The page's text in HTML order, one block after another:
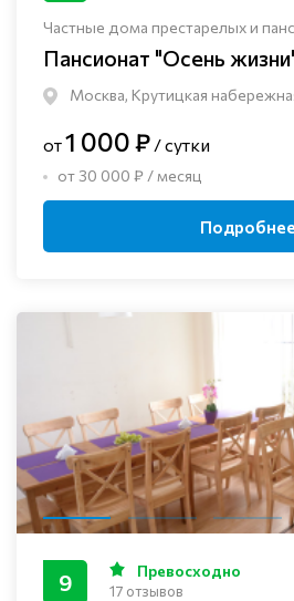
Частные дома престарелых и
Пансионат "Осень
Москва, Крутицкая
от1 000 ₽ / сутки
от 30 000 ₽ / месяц
Подробнее
9 Превосходно
17 отзывов